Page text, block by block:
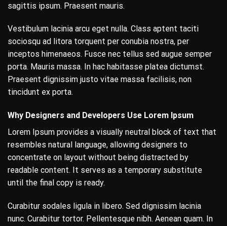
sagittis ipsum. Praesent mauris.
Vestibulum lacinia arcu eget nulla. Class aptent taciti
sociosqu ad litora torquent per conubia nostra, per
inceptos himenaeos. Fusce nec tellus sed augue semper
porta. Mauris massa. In hac habitasse platea dictumst.
Praesent dignissim justo vitae massa facilisis, non
tincidunt ex porta.
Why Designers and Developers Use Lorem Ipsum
Lorem Ipsum provides a visually neutral block of text that
resembles natural language, allowing designers to
concentrate on layout without being distracted by
readable content. It serves as a temporary substitute
until the final copy is ready.
Curabitur sodales ligula in libero. Sed dignissim lacinia
nunc. Curabitur tortor. Pellentesque nibh. Aenean quam. In